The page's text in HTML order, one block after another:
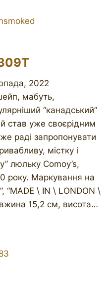
2022
мабуть,
“канадський”
став уже своєрідним
раді запропонувати
містку і
люльку Comoy’s,
року. Маркування на
“MADE \ IN \ LONDON \
15,2 см, висота…